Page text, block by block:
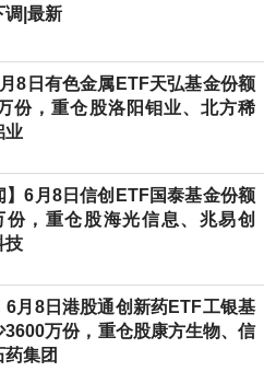
调|最新
8日有色金属ETF天弘基金份额
份，重仓股洛阳钼业、北方稀
业
】6月8日信创ETF国泰基金份额
份，重仓股海光信息、兆易创
技
6月8日港股通创新药ETF工银基
3600万份，重仓股康方生物、信
集团